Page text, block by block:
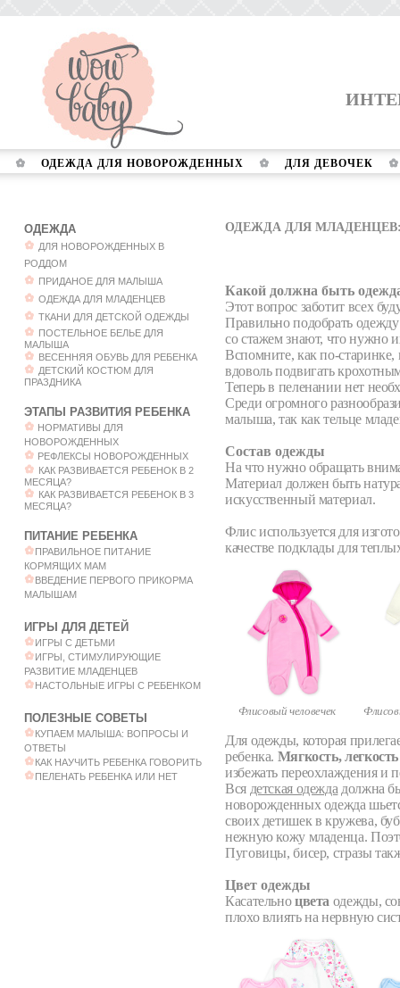
ОДЕЖДА ДЛЯ НОВОРОЖДЕННЫХ ДЛЯ ДЕВОЧЕК
ОДЕЖДА ДЛЯ
Какой должна быть
Этот вопрос заботит всех
Правильно подобрать
со стажем знают, что нужно
Вспомните, как по-
вдоволь подвигать
Теперь в пеленании нет
Среди огромного
малыша, так как тельце
Состав одежды
На что нужно обращать
Материал должен быть
искусственный материал.
Флис используется для
качестве подклады для
Флисовый человечек
Для одежды, которая
ребенка. Мягкость, легкость
избежать переохлаждения и
Вся детская одежда должна
новорожденных одежда
своих детишек в кружева,
нежную кожу младенца.
Пуговицы, бисер, стразы
Цвет одежды
Касательноцвета одежды,
плохо влиять на нервную
ОДЕЖДА
ДЛЯ НОВОРОЖДЕННЫХ В
РОДДОМ
ПРИДАНОЕ ДЛЯ МАЛЫША
ОДЕЖДА ДЛЯ МЛАДЕНЦЕВ
ТКАНИ ДЛЯ ДЕТСКОЙ ОДЕЖДЫ
ПОСТЕЛЬНОЕ БЕЛЬЕ ДЛЯ
МАЛЫША
ВЕСЕННЯЯ ОБУВЬ ДЛЯ РЕБЕНКА
ДЕТСКИЙ КОСТЮМ ДЛЯ
ПРАЗДНИКА
ЭТАПЫ РАЗВИТИЯ РЕБЕНКА
НОРМАТИВЫ ДЛЯ
НОВОРОЖДЕННЫХ
РЕФЛЕКСЫ НОВОРОЖДЕННЫХ
КАК РАЗВИВАЕТСЯ РЕБЕНОК В 2
МЕСЯЦА?
КАК РАЗВИВАЕТСЯ РЕБЕНОК В 3
МЕСЯЦА?
ПИТАНИЕ РЕБЕНКА
ПРАВИЛЬНОЕ ПИТАНИЕ
КОРМЯЩИХ МАМ
ВВЕДЕНИЕ ПЕРВОГО ПРИКОРМА
МАЛЫШАМ
ИГРЫ ДЛЯ ДЕТЕЙ
ИГРЫ С ДЕТЬМИ
ИГРЫ, СТИМУЛИРУЮЩИЕ
РАЗВИТИЕ МЛАДЕНЦЕВ
НАСТОЛЬНЫЕ ИГРЫ С РЕБЕНКОМ
ПОЛЕЗНЫЕ СОВЕТЫ
КУПАЕМ МАЛЫША: ВОПРОСЫ И
ОТВЕТЫ
КАК НАУЧИТЬ РЕБЕНКА ГОВОРИТЬ
ПЕЛЕНАТЬ РЕБЕНКА ИЛИ НЕТ